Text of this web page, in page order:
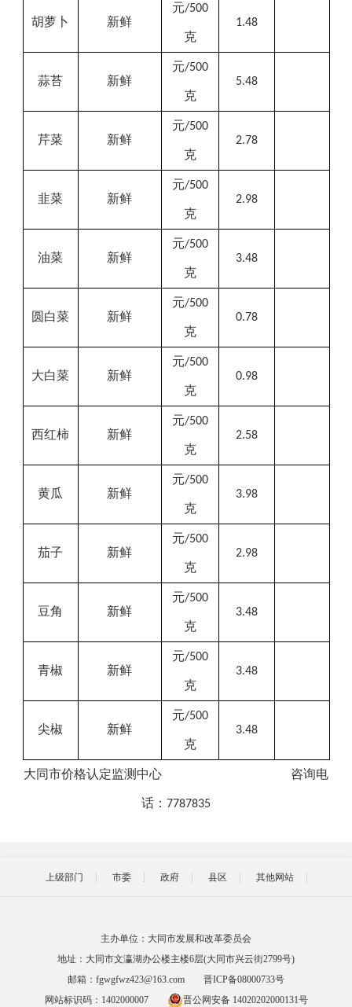
胡萝卜 新鲜
元/500
克
1.48
蒜苔 新鲜
元/500
克
5.48
芹菜 新鲜
元/500
克
2.78
韭菜 新鲜
元/500
克
2.98
油菜 新鲜
元/500
克
3.48
圆白菜 新鲜
元/500
克
0.78
大白菜 新鲜
元/500
克
0.98
西红柿 新鲜
元/500
克
2.58
黄瓜 新鲜
元/500
克
3.98
茄子 新鲜
元/500
克
2.98
豆角 新鲜
元/500
克
3.48
青椒 新鲜
元/500
克
3.48
尖椒 新鲜
元/500
克
3.48
大同市价格认定监测中心 咨询电
话： 7787835
上级部门 市委 政府 县区 其他网站
主办单位：大同市发展和改革委员会
地址：大同市文瀛湖办公楼主楼6层(大同市兴云街2799号)
邮箱：fgwgfwz423@163.com
晋ICP备08000733号
网站标识码：1402000007
晋公网安备 14020202000131号